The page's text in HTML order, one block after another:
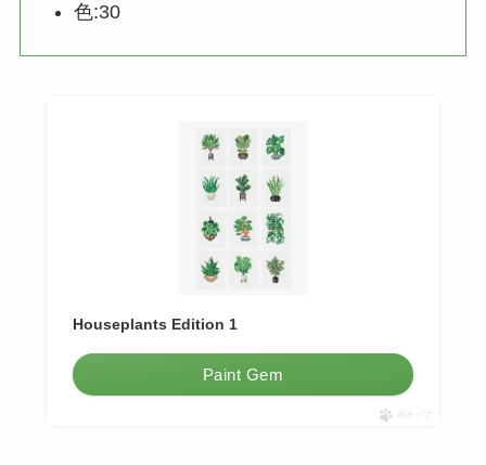
色:30
Houseplants Edition 1
Paint Gem
ポチップ